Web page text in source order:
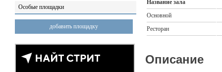
Особые площадки
добавить площадку
Название зала
Основной
Ресторан
Описание